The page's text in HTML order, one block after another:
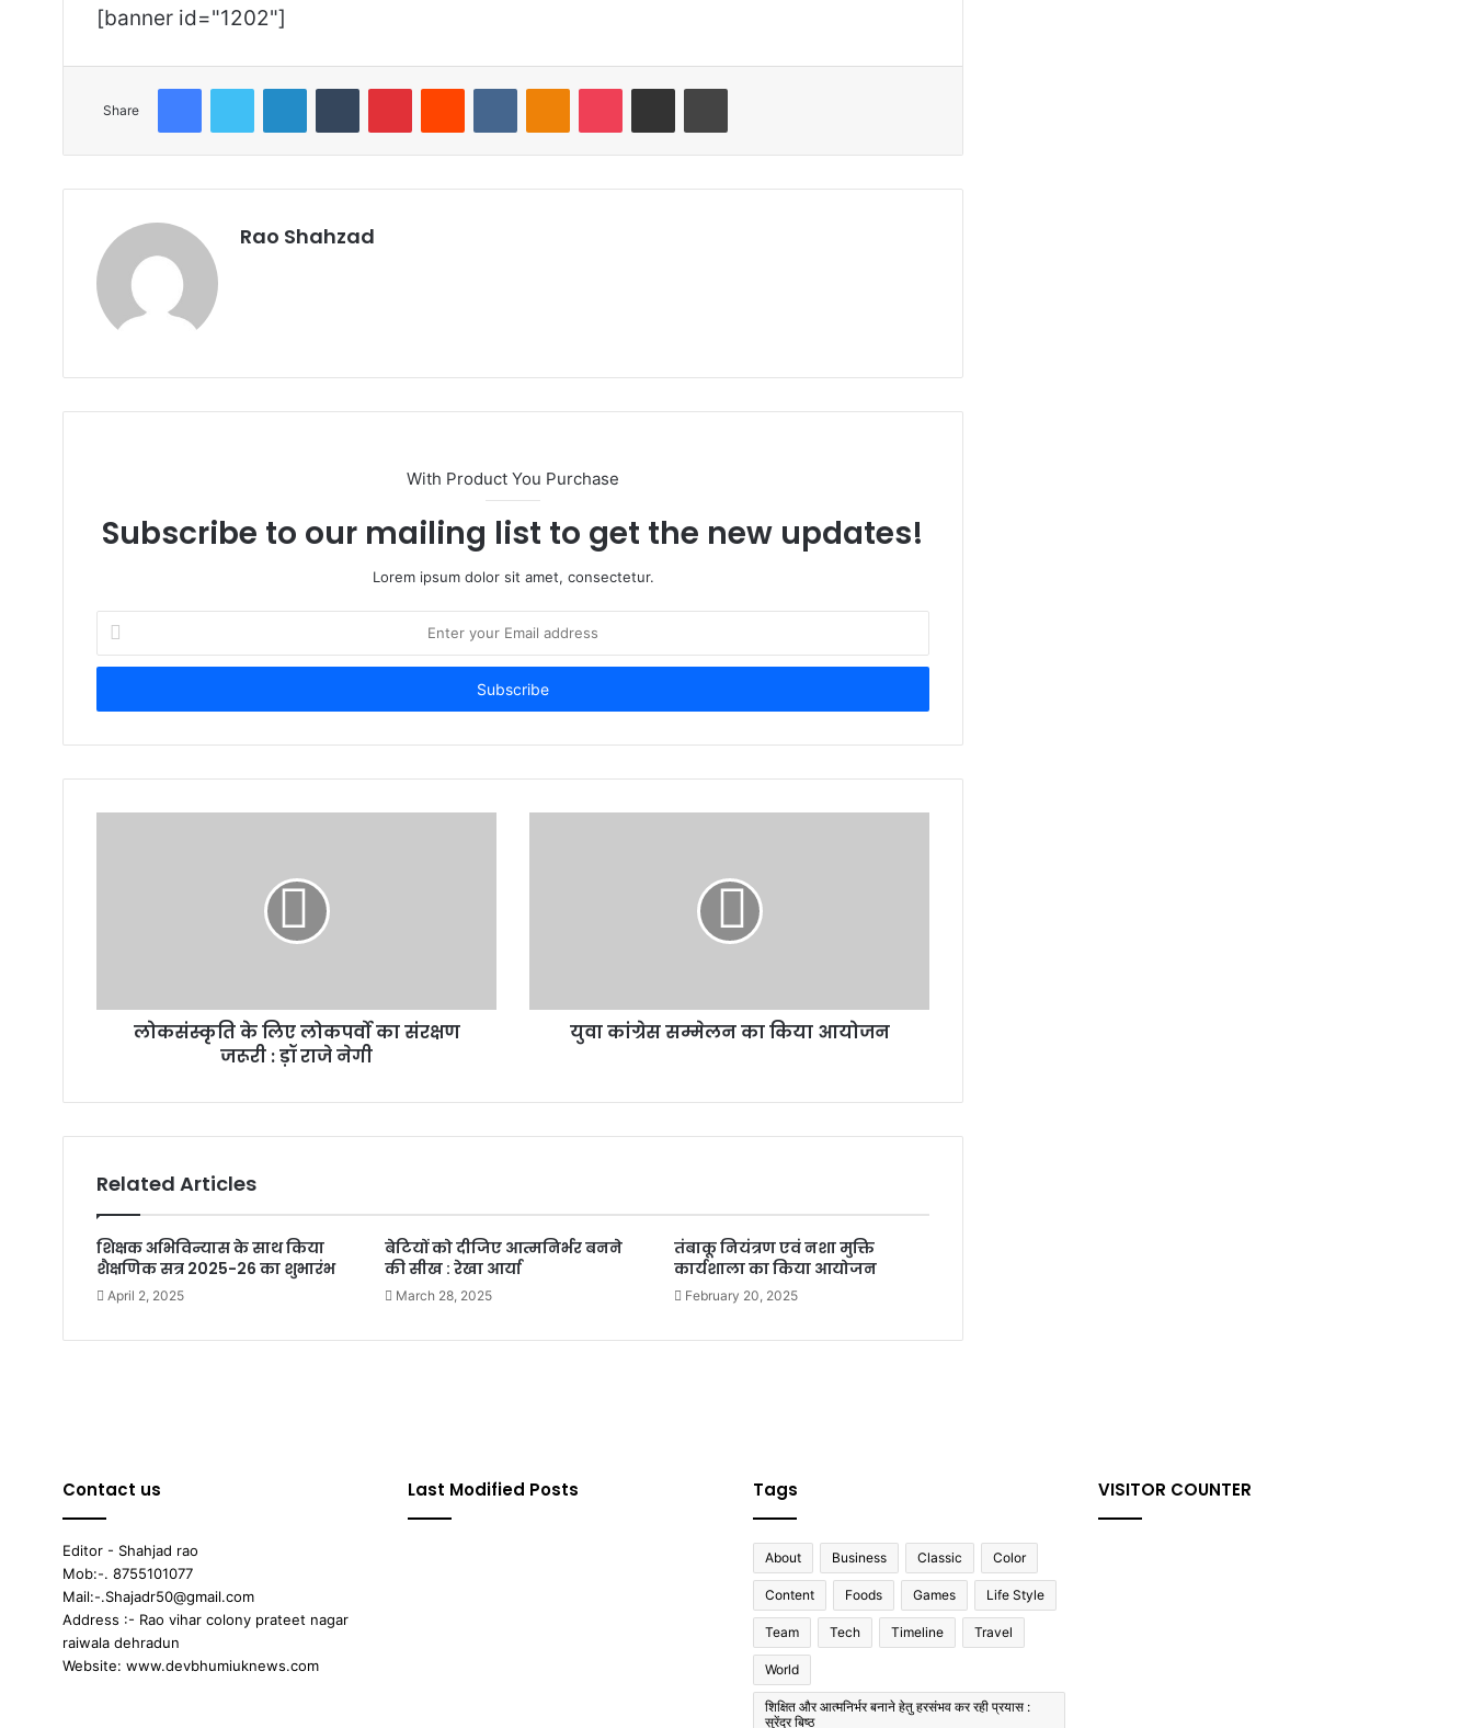
[banner id="1202"]
Share
FacebookTwitter LinkedInTumblr PinterestReddit VKontakteOdnoklassniki
Pocket Share via Email Print
Rao Shahzad
With Product You Purchase
Subscribe to our mailing list to get the new updates!
Lorem ipsum dolor sit amet, consectetur.
Enter
your
Email
लोकसंस्कृति के लिए लोकपर्वो का संरक्षण
जरूरी : ड़ॉ राजे नेगी
युवा कांग्रेस सम्मेलन का किया आयोजन
Related Articles
शिक्षक अभिविन्यास के साथ किया
शैक्षणिक सत्र 2025-26 का शुभारंभ
April 2, 2025
बेटियों को दीजिए आत्मनिर्भर बनने
की सीख : रेखा आर्या
March 28, 2025
तंबाकू नियंत्रण एवं नशा मुक्ति
कार्यशाला का किया आयोजन
February 20, 2025
Contact us
Editor - Shahjad rao
Mob:-. 8755101077
Mail:-.Shajadr50@gmail.com
Address :- Rao vihar colony prateet nagar
raiwala dehradun
Website: www.devbhumiuknews.com
Last Modified Posts Tags
About Business Classic Color
Content Foods Games Life Style
Team Tech Timeline Travel
World
शिक्षित और आत्मनिर्भर बनाने हेतु हरसंभव कर रही प्रयास :
सुरेंद्र बिष्ठ
VISITOR COUNTER